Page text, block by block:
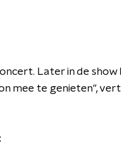
Later in de show
mee te genieten",